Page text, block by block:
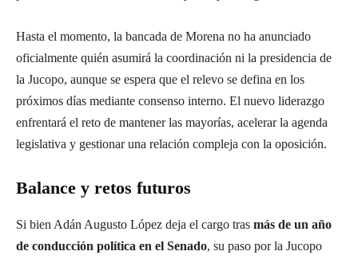
Hasta el momento, la bancada de Morena no ha anunciado
oficialmente quién asumirá la coordinación ni la presidencia de
la Jucopo, aunque se espera que el relevo se defina en los
próximos días mediante consenso interno. El nuevo liderazgo
enfrentará el reto de mantener las mayorías, acelerar la agenda
legislativa y gestionar una relación compleja con la oposición.
Balance y retos futuros
Si bien Adán Augusto López deja el cargo tras más de un año
de conducción política en el Senado, su paso por la Jucopo